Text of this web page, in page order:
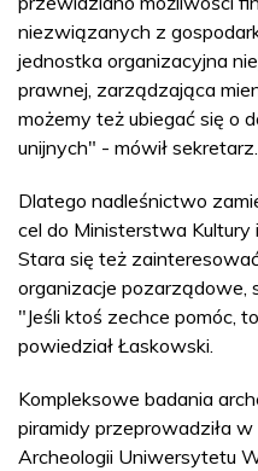
niezwiązanych z
jednostka organizacyjna
prawnej, zarządzająca
możemy też ubiegać się o
unijnych" - mówił sekretarz.
Dlatego nadleśnictwo
cel do Ministerstwa
Stara się też
organizacje pozarządowe,
"Jeśli ktoś zechce pomóc,
powiedział Łaskowski.
Kompleksowe badania
piramidy przeprowadziła
Archeologii Uniwersytetu